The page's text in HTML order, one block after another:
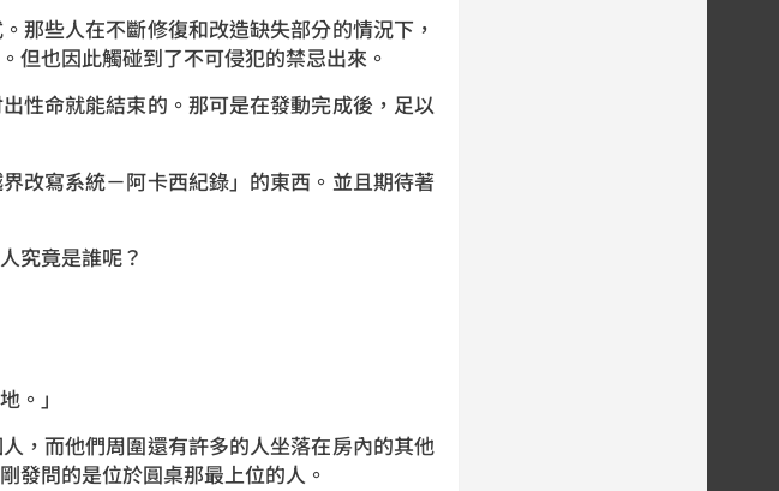
那些人在不斷修復和改造缺失部分的情況下，
但也因此觸碰到了不可侵犯的禁忌出來。
性命就能結束的。那可是在發動完成後，足以
改寫系統－阿卡西紀錄」的東西。並且期待著
究竟是誰呢？
。」
，而他們周圍還有許多的人坐落在房內的其他
發問的是位於圓桌那最上位的人。